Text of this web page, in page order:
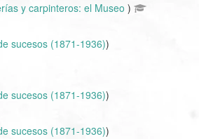
y carpinteros: el Museo)
sucesos (1871-1936))
sucesos (1871-1936))
sucesos (1871-1936))